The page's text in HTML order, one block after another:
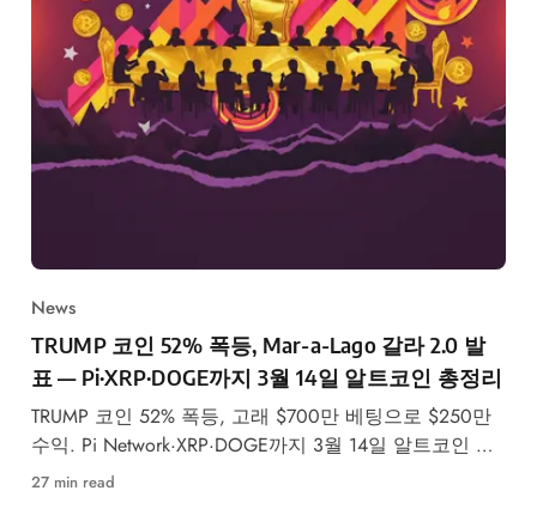
News
TRUMP 코인 52% 폭등, Mar-a-Lago 갈라 2.0 발
표 — Pi·XRP·DOGE까지 3월 14일 알트코인 총정리
TRUMP 코인 52% 폭등, 고래 $700만 베팅으로 $250만
수익. Pi Network·XRP·DOGE까지 3월 14일 알트코인 트
렌딩 뉴스 핵심 정리.
27 min read